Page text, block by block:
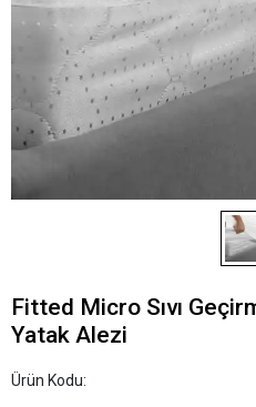
Fitted Micro Sıvı
Yatak Alezi
Ürün Kodu: